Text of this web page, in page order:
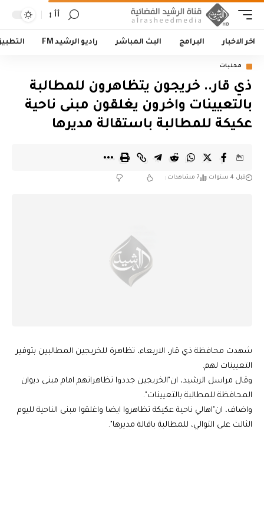
أأ
اخر الاخبار البرامج البث المباشر راديو الرشيد FM
محليات
ذي قار.. خريجون يتظاهرون للمطالبة
بالتعيينات واخرون يغلقون مبنى ناحية
عكيكة للمطالبة باستقالة مديرها
قبل 4 سنوات 7 مشاهدات
شهدت محافظة ذي قار، الاربعاء، تظاهرة للخريجين المطالبين بتوفير
التعيينات لهم.
وقال مراسل الرشيد، ان"الخريجين جددوا تظاهراتهم امام مبنى ديوان
المحافظة للمطالبة بالتعيينات".
واضاف، ان"اهالي ناحية عكيكة تظاهروا ايضا واغلقوا مبنى الناحية لليوم
الثالث على التوالي، للمطالبة باقالة مديرها".